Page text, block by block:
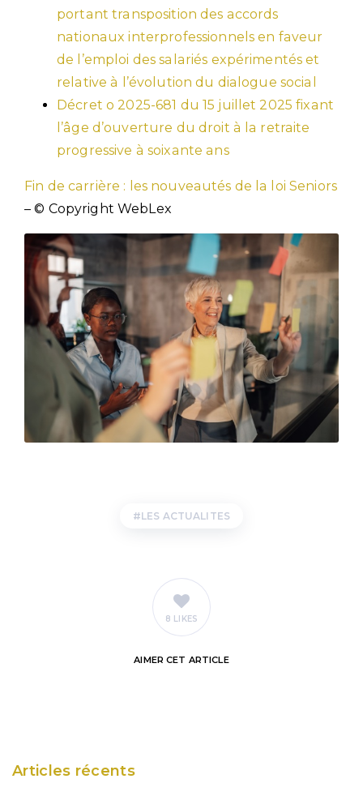
portant transposition des accords
nationaux interprofessionnels en faveur
de l’emploi des salariés expérimentés et
relative à l’évolution du dialogue social
Décret o 2025-681 du 15 juillet 2025 fixant
l’âge d’ouverture du droit à la retraite
progressive à soixante ans
Fin de carrière : les nouveautés de la loi Seniors
– © Copyright WebLex
LES ACTUALITES
8 LIKES
AIMER CET ARTICLE
Articles récents